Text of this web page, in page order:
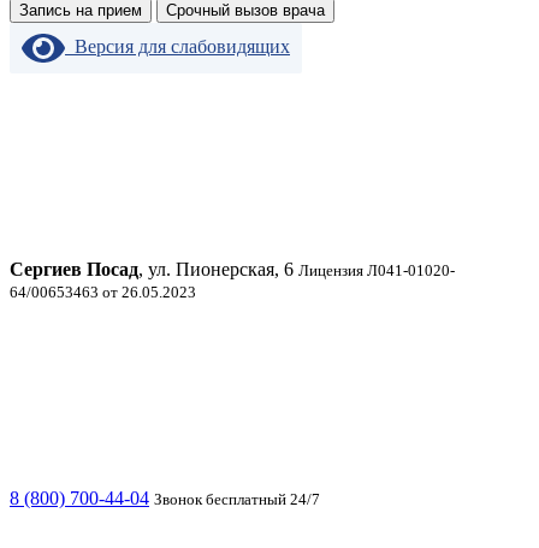
Запись на прием Срочный вызов врача
Версия для слабовидящих
Сергиев Посад, ул. Пионерская, 6 Лицензия Л041-01020-
64/00653463 от 26.05.2023
8 (800) 700-44-04 Звонок бесплатный 24/7